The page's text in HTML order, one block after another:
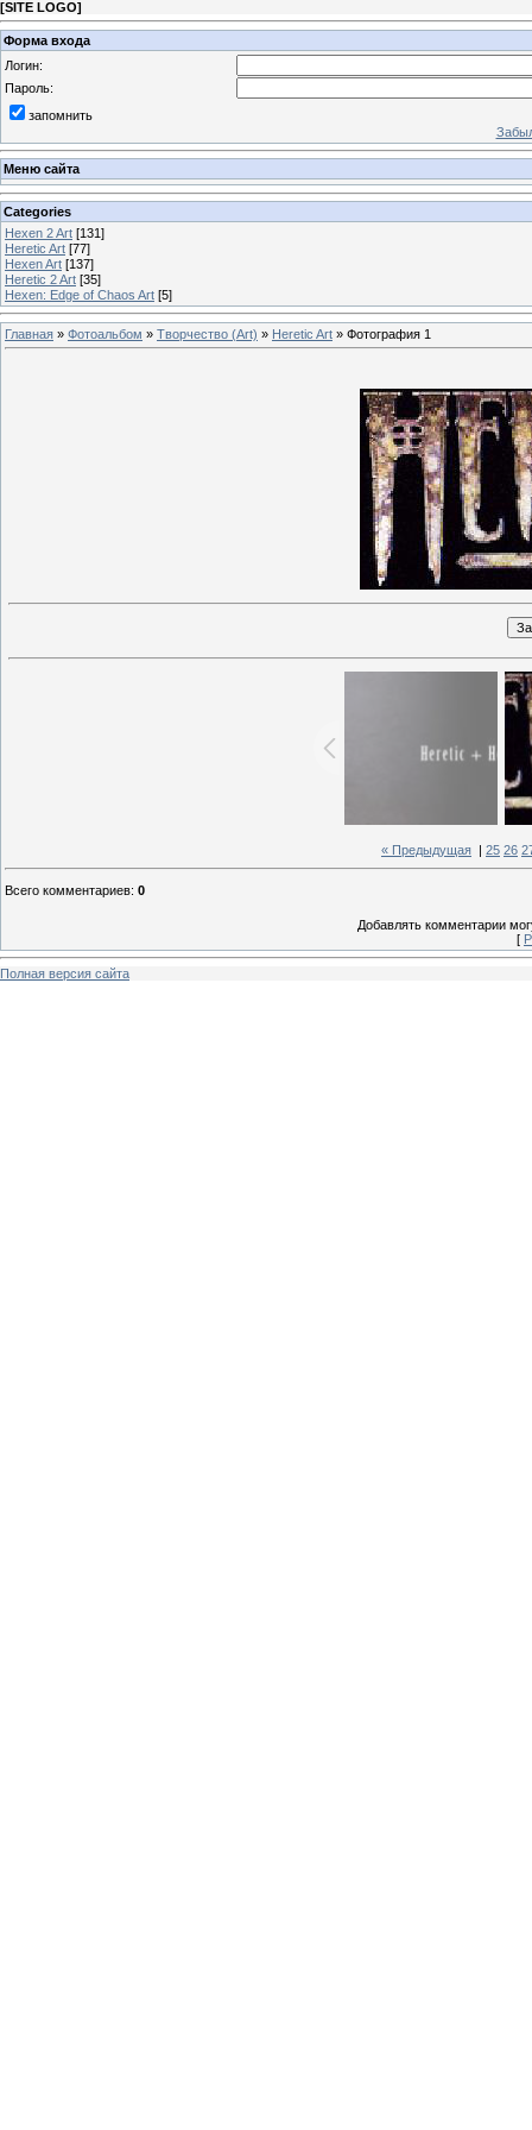
[SITE LOGO]
Форма входа
Логин:
Пароль:
запомнить
Меню сайта
Categories
Hexen 2 Art [131]
Heretic Art [77]
Hexen Art [137]
Heretic 2 Art [35]
Hexen: Edge of Chaos Art [5]
Главная » Фотоальбом » Творчество (Art) » Heretic Art » Фотография 1
« Предыдущая 25 26
Всего комментариев: 0
Добавлять комментарии
[
Полная версия сайта